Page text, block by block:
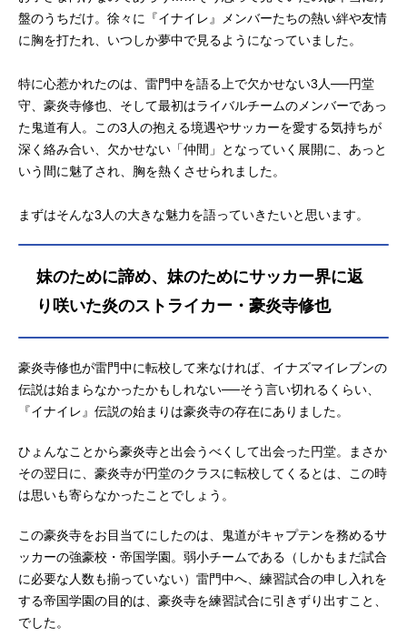
盤のうちだけ。徐々に『イナイレ』メンバーたちの熱い絆や友情
に胸を打たれ、いつしか夢中で見るようになっていました。
特に心惹かれたのは、雷門中を語る上で欠かせない3人──円堂
守、豪炎寺修也、そして最初はライバルチームのメンバーであっ
た鬼道有人。この3人の抱える境遇やサッカーを愛する気持ちが
深く絡み合い、欠かせない「仲間」となっていく展開に、あっと
いう間に魅了され、胸を熱くさせられました。
まずはそんな3人の大きな魅力を語っていきたいと思います。
妹のために諦め、妹のためにサッカー界に返
り咲いた炎のストライカー・豪炎寺修也
豪炎寺修也が雷門中に転校して来なければ、イナズマイレブンの
伝説は始まらなかったかもしれない──そう言い切れるくらい、
『イナイレ』伝説の始まりは豪炎寺の存在にありました。
ひょんなことから豪炎寺と出会うべくして出会った円堂。まさか
その翌日に、豪炎寺が円堂のクラスに転校してくるとは、この時
は思いも寄らなかったことでしょう。
この豪炎寺をお目当てにしたのは、鬼道がキャプテンを務めるサ
ッカーの強豪校・帝国学園。弱小チームである（しかもまだ試合
に必要な人数も揃っていない）雷門中へ、練習試合の申し入れを
する帝国学園の目的は、豪炎寺を練習試合に引きずり出すこと、
でした。